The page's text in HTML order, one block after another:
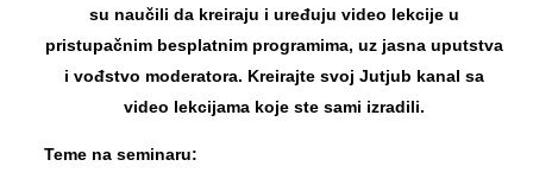
su naučili da kreiraju i uređuju video lekcije u
pristupačnim besplatnim programima, uz jasna uputstva
i vođstvo moderatora. Kreirajte svoj Jutjub kanal sa
video lekcijama koje ste sami izradili.
Teme na seminaru: